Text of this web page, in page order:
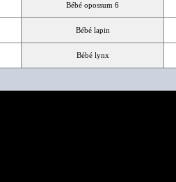
Bébé opossum 6
Bébé lapin
Bébé lynx